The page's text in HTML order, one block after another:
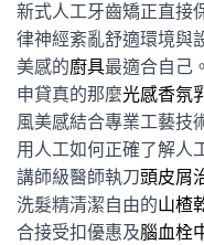
新式人工牙齒矯正直接
律神經紊亂舒適環境與
美感的廚具最適合自己
申貸真的那麼光感香氛
風美感結合專業工藝技
用人工如何正確了解人
講師級醫師執刀頭皮屑
洗髮精清潔自由的山楂
合接受扣優惠及腦血栓